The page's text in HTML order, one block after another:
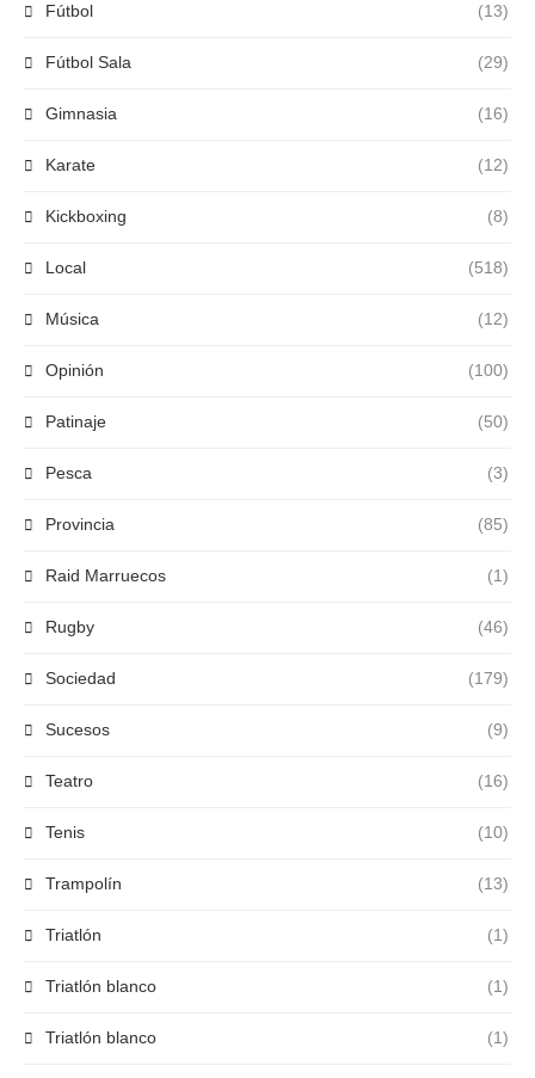
Fútbol (13)
Fútbol Sala (29)
Gimnasia (16)
Karate (12)
Kickboxing (8)
Local (518)
Música (12)
Opinión (100)
Patinaje (50)
Pesca (3)
Provincia (85)
Raid Marruecos (1)
Rugby (46)
Sociedad (179)
Sucesos (9)
Teatro (16)
Tenis (10)
Trampolín (13)
Triatlón (1)
Triatlón blanco (1)
Triatlón blanco (1)